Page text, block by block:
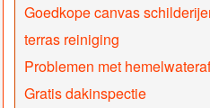
Goedkope canvas
terras reiniging
Problemen met
Gratis dakinspectie